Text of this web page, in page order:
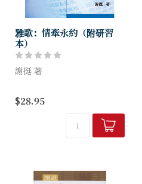
雅歌：情牽永約（附研習
本）
謝挺 著
河漢界，互不相容，兩者之間
的張力在解釋雅歌時尤顯突
出。謝挺博士透過文本互涉把
雅歌與其他舊約正典聯繫起
$28.95